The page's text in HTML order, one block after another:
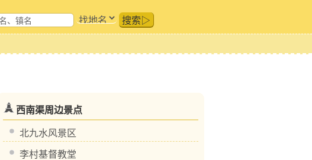
搜索▷
西南渠周边景点
北九水风景区
李村基督教堂